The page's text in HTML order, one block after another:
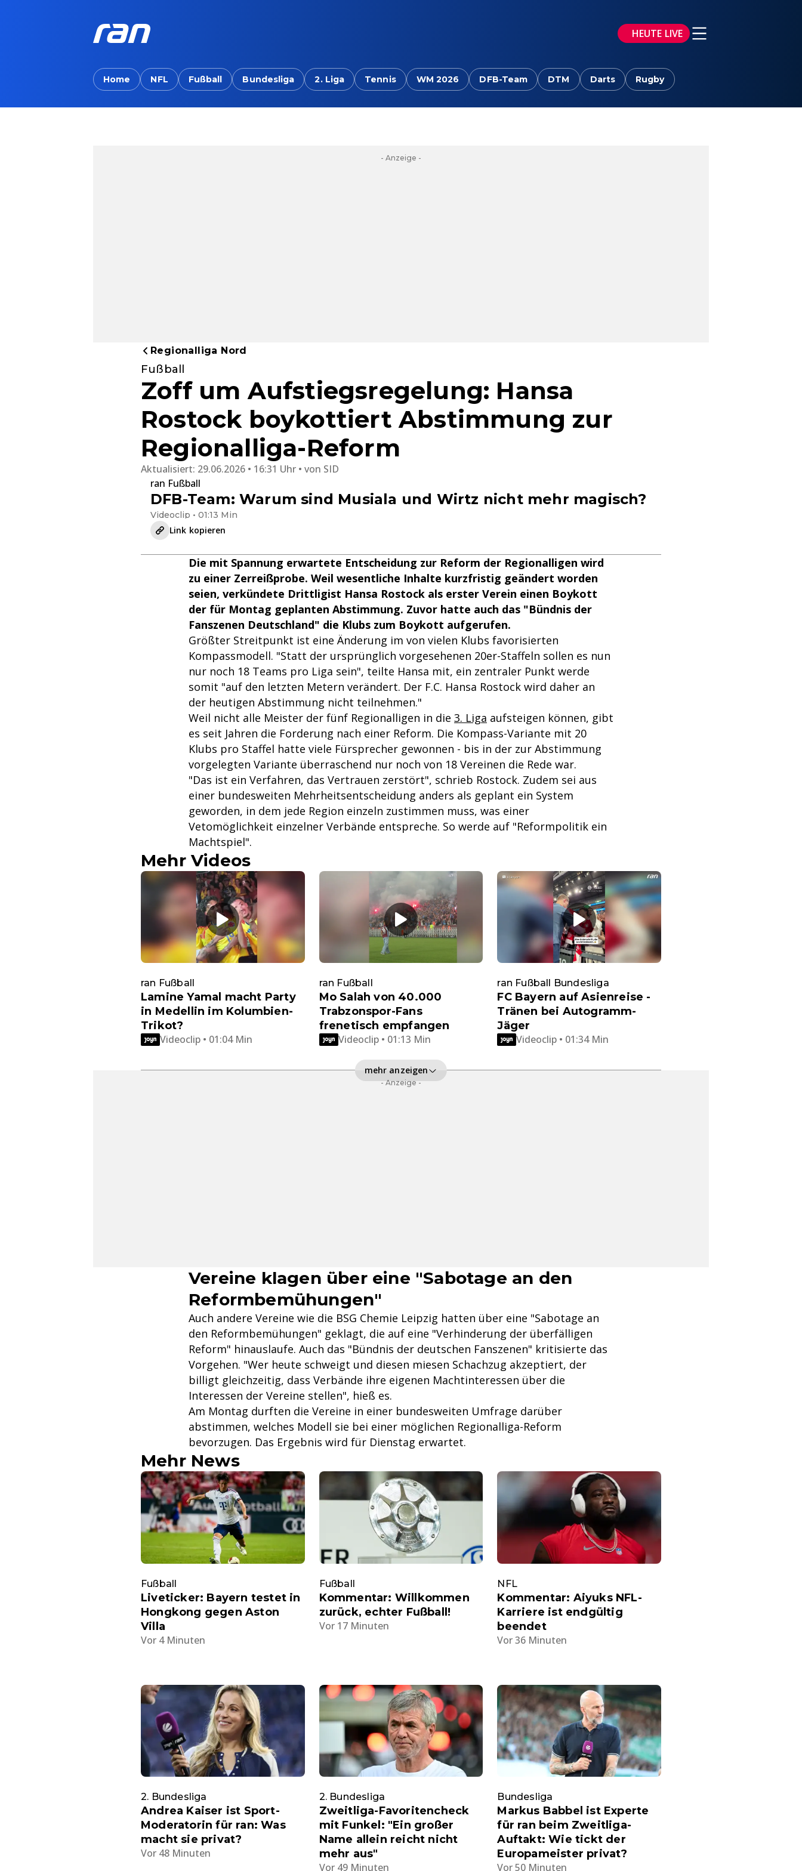
HEUTE LIVE
Home NFL Fußball Bundesliga 2. Liga Tennis WM 2026 DFB-Team DTM Darts Rugby
- Anzeige -
Regionalliga Nord
Fußball
Zoff um Aufstiegsregelung: Hansa
Rostock boykottiert Abstimmung zur
Regionalliga-Reform
Aktualisiert: 29.06.2026 • 16:31 Uhr von SID
ran Fußball
DFB-Team: Warum sind Musiala und Wirtz nicht mehr magisch?
Videoclip • 01:13 Min
Link kopieren
Die mit Spannung erwartete Entscheidung zur Reform der Regionalligen wird
zu einer Zerreißprobe. Weil wesentliche Inhalte kurzfristig geändert worden
seien, verkündete Drittligist Hansa Rostock als erster Verein einen Boykott
der für Montag geplanten Abstimmung. Zuvor hatte auch das "Bündnis der
Fanszenen Deutschland" die Klubs zum Boykott aufgerufen.
Größter Streitpunkt ist eine Änderung im von vielen Klubs favorisierten
Kompassmodell. "Statt der ursprünglich vorgesehenen 20er-Staffeln sollen es nun
nur noch 18 Teams pro Liga sein", teilte Hansa mit, ein zentraler Punkt werde
somit "auf den letzten Metern verändert. Der F.C. Hansa Rostock wird daher an
der heutigen Abstimmung nicht teilnehmen."
Weil nicht alle Meister der fünf Regionalligen in die 3. Liga aufsteigen können, gibt
es seit Jahren die Forderung nach einer Reform. Die Kompass-Variante mit 20
Klubs pro Staffel hatte viele Fürsprecher gewonnen - bis in der zur Abstimmung
vorgelegten Variante überraschend nur noch von 18 Vereinen die Rede war.
"Das ist ein Verfahren, das Vertrauen zerstört", schrieb Rostock. Zudem sei aus
einer bundesweiten Mehrheitsentscheidung anders als geplant ein System
geworden, in dem jede Region einzeln zustimmen muss, was einer
Vetomöglichkeit einzelner Verbände entspreche. So werde auf "Reformpolitik ein
Machtspiel".
Mehr Videos
ran Fußball
Lamine Yamal macht Party
in Medellin im Kolumbien-
Trikot?
Videoclip • 01:04 Min
ran Fußball
Mo Salah von 40.000
Trabzonspor-Fans
frenetisch empfangen
Videoclip • 01:13 Min
ran Fußball Bundesliga
FC Bayern auf Asienreise -
Tränen bei Autogramm-
Jäger
Videoclip • 01:34 Min
mehr anzeigen
- Anzeige -
Vereine klagen über eine "Sabotage an den
Reformbemühungen"
Auch andere Vereine wie die BSG Chemie Leipzig hatten über eine "Sabotage an
den Reformbemühungen" geklagt, die auf eine "Verhinderung der überfälligen
Reform" hinauslaufe. Auch das "Bündnis der deutschen Fanszenen" kritisierte das
Vorgehen. "Wer heute schweigt und diesen miesen Schachzug akzeptiert, der
billigt gleichzeitig, dass Verbände ihre eigenen Machtinteressen über die
Interessen der Vereine stellen", hieß es.
Am Montag durften die Vereine in einer bundesweiten Umfrage darüber
abstimmen, welches Modell sie bei einer möglichen Regionalliga-Reform
bevorzugen. Das Ergebnis wird für Dienstag erwartet.
Mehr News
Fußball
Liveticker: Bayern testet in
Hongkong gegen Aston
Villa
Vor 4 Minuten
Fußball
Kommentar: Willkommen
zurück, echter Fußball!
Vor 17 Minuten
NFL
Kommentar: Aiyuks NFL-
Karriere ist endgültig
beendet
Vor 36 Minuten
2. Bundesliga
Andrea Kaiser ist Sport-
Moderatorin für ran: Was
macht sie privat?
Vor 48 Minuten
2. Bundesliga
Zweitliga-Favoritencheck
mit Funkel: "Ein großer
Name allein reicht nicht
mehr aus"
Vor 49 Minuten
Bundesliga
Markus Babbel ist Experte
für ran beim Zweitliga-
Auftakt: Wie tickt der
Europameister privat?
Vor 50 Minuten